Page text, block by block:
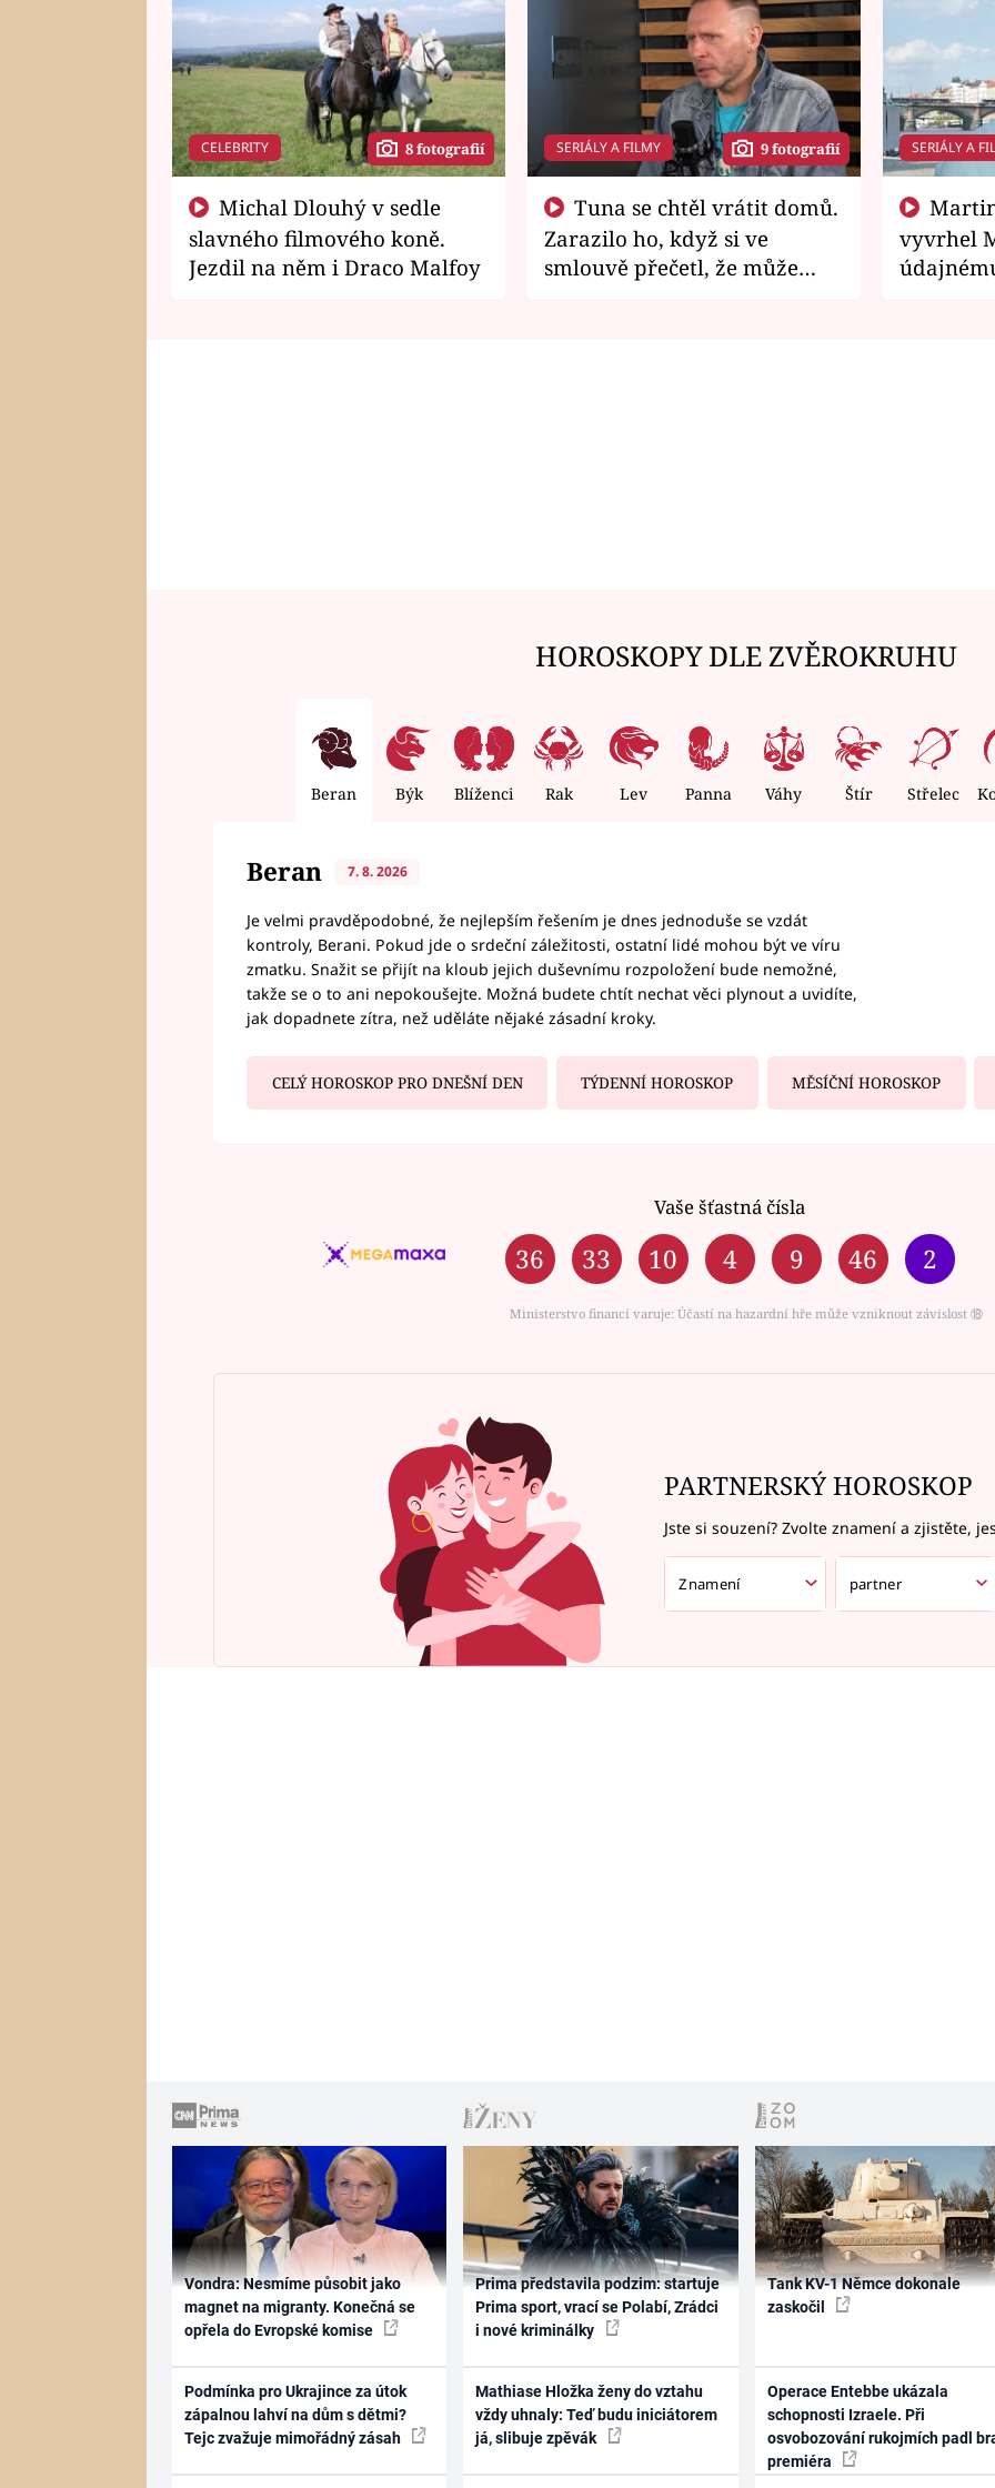
CELEBRITY 8 fotografií
slavného filmového koně.
Jezdil na něm i Draco Malfoy
SERIÁLY A FILMY 9 fotografií
Zarazilo ho, když si ve
smlouvě přečetl, že může
SERIÁLY A
vyvrhel
HOROSKOPY DLE ZVĚROKRUHU
Beran Býk Blíženci Rak Lev Panna Váhy Štír Střelec
Beran 7. 8. 2026
Je velmi pravděpodobné, že nejlepším řešením je dnes jednoduše se vzdát
kontroly, Berani. Pokud jde o srdeční záležitosti, ostatní lidé mohou být ve víru
zmatku. Snažit se přijít na kloub jejich duševnímu rozpoložení bude nemožné,
takže se o to ani nepokoušejte. Možná budete chtít nechat věci plynout a uvidíte,
jak dopadnete zítra, než uděláte nějaké zásadní kroky.
CELÝ HOROSKOP PRO DNEŠNÍ DEN TÝDENNÍ HOROSKOP MĚSÍČNÍ HOROSKOP
Vaše šťastná čísla
36 33 10 4 9 46 2
Ministerstvo financí varuje: Účastí na hazardní hře může vzniknout závislost ⑱
PARTNERSKÝ HOROSKOP
Jste si souzení? Zvolte znamení a zjistěte,
Vondra: Nesmíme působit jako
magnet na migranty. Konečná se
opřela do Evropské komise
Podmínka pro Ukrajince za útok
zápalnou lahví na dům s dětmi?
Tejc zvažuje mimořádný zásah
Prima představila podzim: startuje
Prima sport, vrací se Polabí, Zrádci
i nové kriminálky
Mathiase Hložka ženy do vztahu
vždy uhnaly: Teď budu iniciátorem
já, slibuje zpěvák
Tank KV-1 Němce dokonale
zaskočil
Operace Entebbe ukázala
schopnosti Izraele. Při
osvobozování rukojmích padl
premiéra